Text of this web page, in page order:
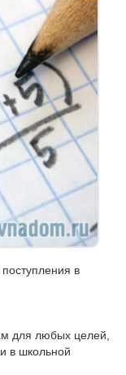
в
для любых целей,
в школьной